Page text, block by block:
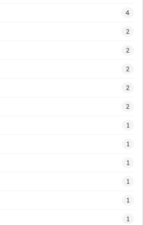
4
2
2
2
2
2
1
1
1
1
1
1